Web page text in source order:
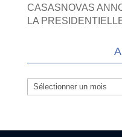
CASASNOVAS
LA
Archives